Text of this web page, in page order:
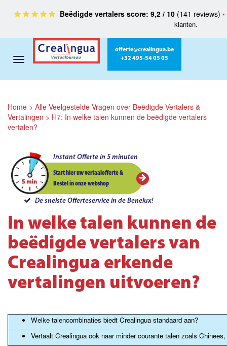
Beëdigde vertalers score: 9,2 / 10(141 reviews) •
klanten.
offerte@crealingua.be
+32 495-54 05 05
Home > Alle Veelgestelde Vragen over Beëdigde Vertalers &
Vertalingen > H7: In welke talen kunnen de beëdigde vertalers
vertalen?
Instant Offerte in 5 minuten
Start hier uw vertaalofferte &
Bestel in onze webshop
De snelste Offerteservice in de Benelux!
In welke talen kunnen de
beëdigde vertalers van
Crealingua erkende
vertalingen uitvoeren?
Welke talencombinaties biedt Crealingua standaard aan?
Vertaalt Crealingua ook naar minder courante talen zoals